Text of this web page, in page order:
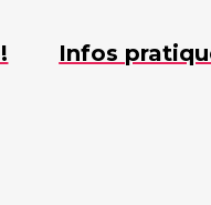
Infos